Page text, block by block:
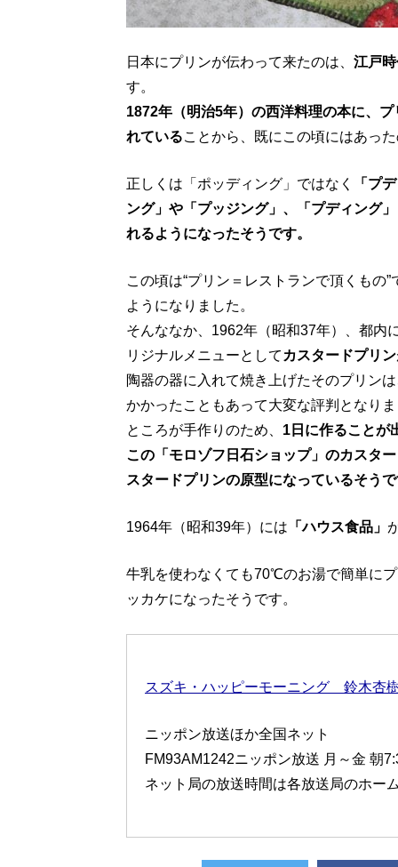
日本にプリンが伝わって来たのは、 江戸
す。
1872年（明治5年）の西洋料理の本に、
れていることから、既にこの頃にはあっ
正しくは「ポッディング」ではなく
「プ
ング」や「プッジング」、「プディング
れるようになったそうです。
この頃は“プリン＝レストランで頂くもの
ようになりました。
そんななか、1962年（昭和37年）、都内
リジナルメニューとして カスタードプリン
陶器の器に入れて焼き上げたそのプリン
かかったこともあって大変な評判となり
ところが手作りのため、 1日に作ることが
この「モロゾフ日石ショップ」のカスタ
スタードプリンの原型になっているそう
1964年（昭和39年）には 「ハウス食品」
牛乳を使わなくても70℃のお湯で簡単に
ッカケになったそうです。
スズキ・ハッピーモーニング 鈴木杏
ニッポン放送ほか全国ネット
FM93AM1242ニッポン放送 月～金 朝
ネット局の放送時間は各放送局のホー